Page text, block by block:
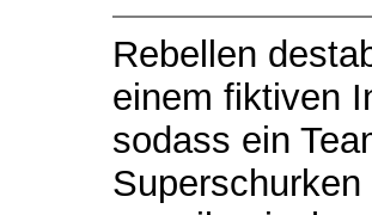
Rebellen
einem fiktiven
sodass ein